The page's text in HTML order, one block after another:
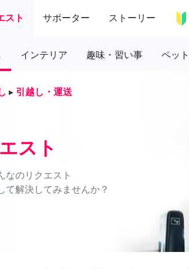
スト サポーター ストーリー
インテリア 趣味・習い事 ペット
▸ 引越し・運送
スト
なのリクエスト
て解決してみませんか？